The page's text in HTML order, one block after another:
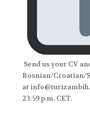
Send us your CV
Bosnian/Croatian/
at
23:59 p.m. CET.